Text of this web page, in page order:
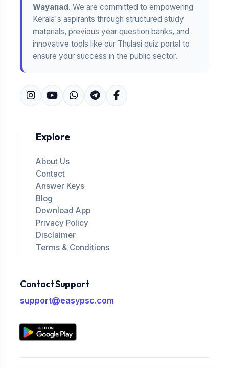
Wayanad. We are committed to empowering
Kerala's aspirants through structured study
materials, previous year question banks, and
innovative tools like our Thulasi quiz portal to
ensure your success in the public sector.
Explore
About Us
Contact
Answer Keys
Blog
Download App
Privacy Policy
Disclaimer
Terms & Conditions
Contact Support
support@easypsc.com